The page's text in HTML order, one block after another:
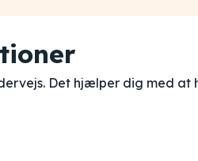
Det hjælper dig med at